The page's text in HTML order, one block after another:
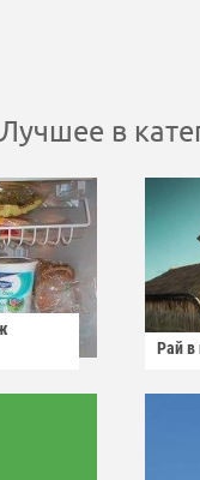
Лучшее в
Рай